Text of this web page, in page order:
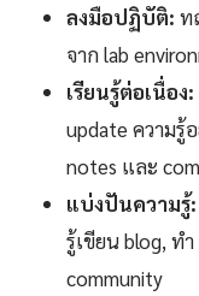
ลงมือปฏิบัติ: ท
จาก lab
เรียนรู้ต่อเนื่อง:
update ความรู้
notes และ
แบ่งปันความรู้:
รู้เขียน blog, ท
community